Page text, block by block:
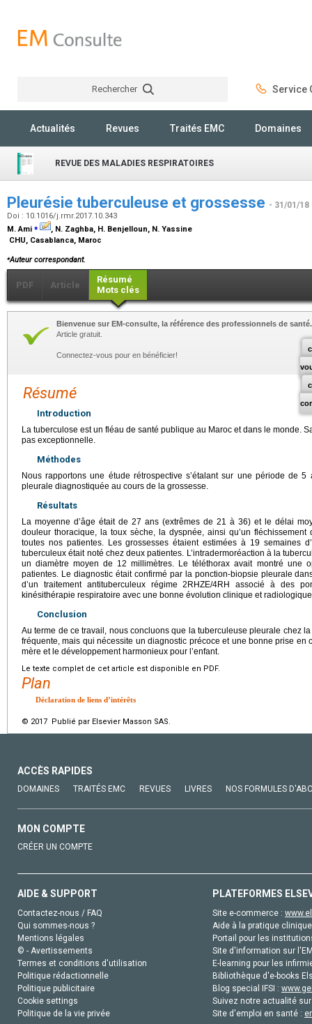
Rechercher Service
Actualités Revues Traités EMC Domaines
REVUE DES MALADIES RESPIRATOIRES
Pleurésie tuberculeuse et grossesse - 31/01/18
Doi : 10.1016/j.rmr.2017.10.343
M. Ami ⁎
, N. Zaghba, H. Benjelloun, N. Yassine
CHU, Casablanca, Maroc
⁎Auteur correspondant.
PDF Article
Résumé
Mots clés
Bienvenue sur EM-consulte, la référence des professionnels de santé.
Article gratuit.
Connectez-vous pour en bénéficier!
Résumé
Introduction
La tuberculose est un fléau de santé publique au Maroc et dans le monde.
pas exceptionnelle.
Méthodes
Nous rapportons une étude rétrospective s’étalant sur une période de
pleurale diagnostiquée au cours de la grossesse.
Résultats
La moyenne d’âge était de 27 ans (extrêmes de 21 à 36) et le délai
douleur thoracique, la toux sèche, la dyspnée, ainsi qu’un fléchissement
toutes nos patientes. Les grossesses étaient estimées à 19 semaines
tuberculeux était noté chez deux patientes. L’intradermoréaction à la
un diamètre moyen de 12 millimètres. Le téléthorax avait montré une
patientes. Le diagnostic était confirmé par la ponction-biopsie pleurale
d’un traitement antituberculeux régime 2RHZE/4RH associé à des
kinésithérapie respiratoire avec une bonne évolution clinique et
Conclusion
Au terme de ce travail, nous concluons que la tuberculeuse pleurale chez
fréquente, mais qui nécessite un diagnostic précoce et une bonne prise en
mère et le développement harmonieux pour l’enfant.
Le texte complet de cet article est disponible en PDF.
Plan
Déclaration de liens d’intérêts
© 2017 Publié par Elsevier Masson SAS.
ACCÈS RAPIDES
DOMAINES TRAITÉS EMC REVUES LIVRES NOS FORMULES
MON COMPTE
CRÉER UN COMPTE
AIDE & SUPPORT
Contactez-nous / FAQ
Qui sommes-nous ?
Mentions légales
© - Avertissements
Termes et conditions d'utilisation
Politique rédactionnelle
Politique publicitaire
Cookie settings
Politique de la vie privée
PLATEFORMES
Site e-commerce :
Aide à la pratique
Portail pour les
Site d'information sur
E-learning pour les
Bibliothèque d'e-books
Blog special IFSI :
Suivez notre actualité
Site d'emploi en santé :